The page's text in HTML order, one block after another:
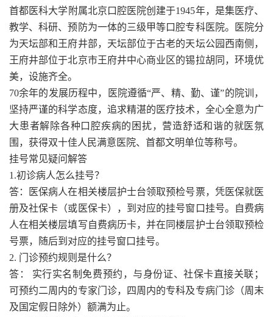
首都医科大学附属北京口腔医院创建于1945年，是集医疗、
教学、科研、预防为一体的三级甲等口腔专科医院。医院分
为天坛部和王府井部，天坛部位于古老的天坛公园西南侧，
王府井部位于北京市王府井中心商业区的锡拉胡同，环境优
美，设施齐全。
70余年的发展历程中，医院遵循“严、精、勤、谨”的院训，
坚持严谨的科学态度，追求精湛的医疗技术，全心全意为广
大患者解除各种口腔疾病的困扰，营造舒适和谐的就医氛
围，获得双十佳人民满意医院、首都文明单位等称号。
挂号常见疑问解答
1.初诊病人怎么挂号？
答：医保病人在相关楼层护士台领取预检号票，凭医保就医
册及社保卡（或医保卡），到对应的挂号窗口挂号。自费病
人在相关楼层填写自费病历卡，并在同楼层护士台领取预检
号票，随后到对应的挂号窗口挂号。
2. 门诊预约规则是什么？
答： 实行实名制免费预约，与身份证、社保卡直接关联；
可预约二周内的专家门诊，四周内的专科及专病门诊（周末
及国定假日除外）额满为止。